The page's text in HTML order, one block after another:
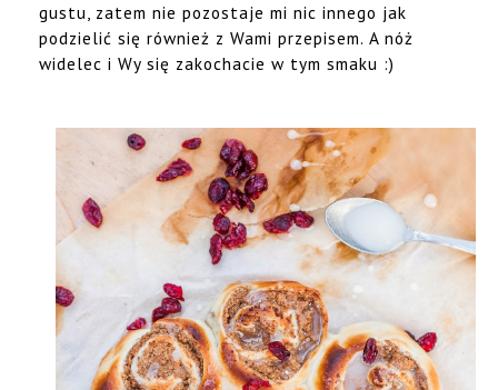
gustu, zatem nie pozostaje mi nic innego jak
podzielić się również z Wami przepisem. A nóż
widelec i Wy się zakochacie w tym smaku :)